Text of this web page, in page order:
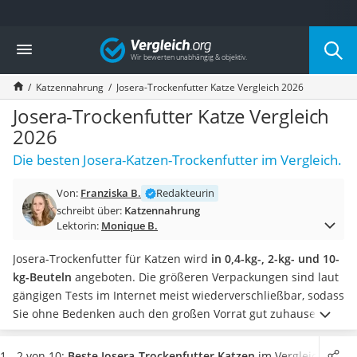
Die beliebtesten Vergleiche nach Kategorie
Drogerie
Inhalator
Haarschneider
Rollator
Braun Rasierer
Katzenklappe (Chip)
Rasierer
Massagepistole
Epilierer
Eiweißpulver
Magnesiumpräparat
Katzenklappe
Nackenmassagegerät
Zeckenschutz Katze
Vergleich
Katzennahrung Josera-Trockenfutter Katze Vergleich 2026
Josera-Trockenfutter Katze Vergleich
2026
Die besten Josera-Katzen-Trockenfutter im Vergleich.
Von: Franziska B.
Redakteurin
schreibt über: Katzennahrung
Lektorin: Monique B.
Josera-Trockenfutter für Katzen wird in 0,4-kg-, 2-kg- und 10-
kg-Beuteln angeboten. Die größeren Verpackungen sind laut
gängigen Tests im Internet meist wiederverschließbar, sodass
Sie ohne Bedenken auch den großen Vorrat gut zuhause
aufbewahren können. DerVerschluss verhindert, dass der
doch etwas unangenehme Geruch des Futters ausströmt